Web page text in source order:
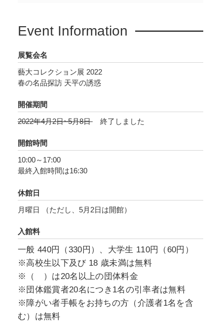
Event Information
展覧会名
藝大コレクション展 2022
春の名品探訪 天平の誘惑
開催期間
2022年4月2日~5月8日
終了しました
開館時間
10:00～17:00
最終入館時間は16:30
休館日
月曜日 （ただし、5月2日は開館）
入館料
一般 440円（330円）、大学生 110円（60円）
※高校生以下及び 18 歳未満は無料
※（ ）は20名以上の団体料金
※団体鑑賞者20名につき1名の引率者は無料
※障がい者手帳をお持ちの方（介護者1名を含
む）は無料